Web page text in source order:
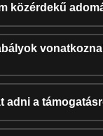
közérdekű
adni a